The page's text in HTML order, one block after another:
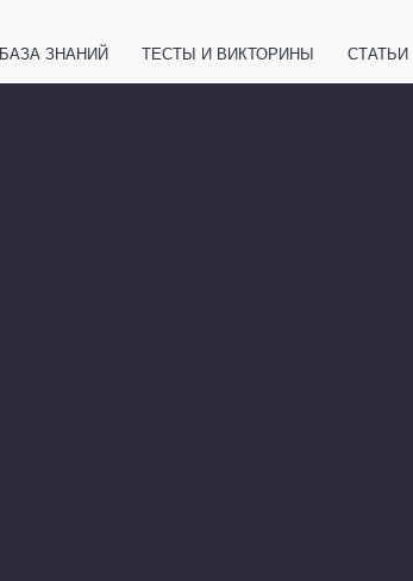
БАЗА ЗНАНИЙ ТЕСТЫ И ВИКТОРИНЫ СТАТЬИ